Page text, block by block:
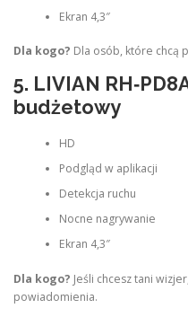
Ekran 4,3″
Dla kogo? Dla osób, które chcą
5. LIVIAN
budżetowy
HD
Podgląd w aplikacji
Detekcja ruchu
Nocne nagrywanie
Ekran 4,3″
Dla kogo? Jeśli chcesz tani
powiadomienia.